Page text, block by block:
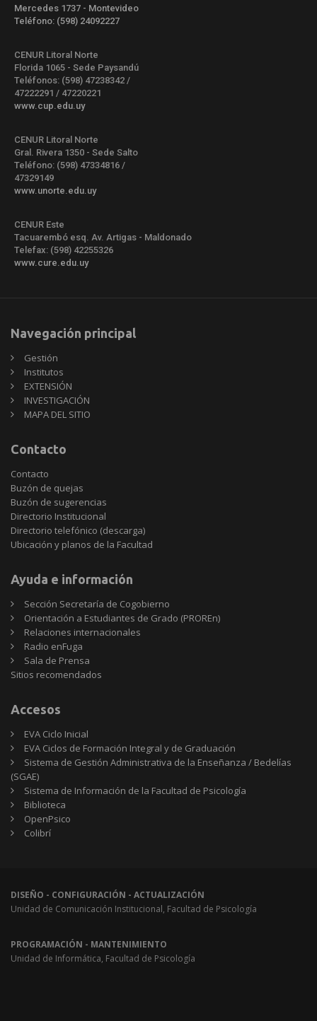
Mercedes 1737 - Montevideo
Teléfono: (598) 24092227
CENUR Litoral Norte
Florida 1065 - Sede Paysandú
Teléfonos: (598) 47238342 /
47222291 / 47220221
www.cup.edu.uy
CENUR Litoral Norte
Gral. Rivera 1350 - Sede Salto
Teléfono: (598) 47334816 /
47329149
www.unorte.edu.uy
CENUR Este
Tacuarembó esq. Av. Artigas - Maldonado
Telefax: (598) 42255326
www.cure.edu.uy
Navegación principal
Gestión
Institutos
EXTENSIÓN
INVESTIGACIÓN
MAPA DEL SITIO
Contacto
Contacto
Buzón de quejas
Buzón de sugerencias
Directorio Institucional
Directorio telefónico (descarga)
Ubicación y planos de la Facultad
Ayuda e información
Sección Secretaría de Cogobierno
Orientación a Estudiantes de Grado (PROREn)
Relaciones internacionales
Radio enFuga
Sala de Prensa
Sitios
Sitios recomendados
Accesos
EVA Ciclo Inicial
EVA Ciclos de Formación Integral y de Graduación
Sistema de Gestión Administrativa de la Enseñanza / Bedelías
(SGAE)
Sistema de Información de la Facultad de Psicología
Biblioteca
OpenPsico
Colibrí
DISEÑO - CONFIGURACIÓN - ACTUALIZACIÓN
Unidad de Comunicación Institucional, Facultad de Psicología
PROGRAMACIÓN - MANTENIMIENTO
Unidad de Informática, Facultad de Psicología